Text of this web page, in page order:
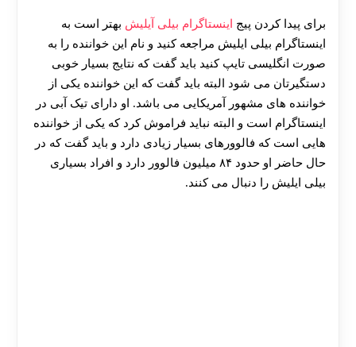
برای پیدا کردن پیج اینستاگرام بیلی آیلیش بهتر است به
اینستاگرام بیلی ایلیش مراجعه کنید و نام این خواننده را به
صورت انگلیسی تایپ کنید باید گفت که نتایج بسیار خوبی
دستگیرتان می شود البته باید گفت که این خواننده یکی از
خواننده های مشهور آمریکایی می باشد. او دارای تیک آبی در
اینستاگرام است و البته نباید فراموش کرد که یکی از خواننده
هایی است که فالوورهای بسیار زیادی دارد و باید گفت که در
حال حاضر او حدود ۸۴ میلیون فالوور دارد و افراد بسیاری
بیلی ایلیش را دنبال می کنند.